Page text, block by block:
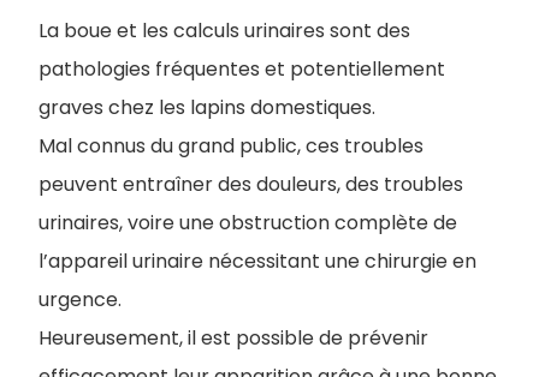
​La boue et les calculs urinaires sont des
pathologies fréquentes et potentiellement
graves chez les lapins domestiques.
Mal connus du grand public, ces troubles
peuvent entraîner des douleurs, des troubles
urinaires, voire une obstruction complète de
l’appareil urinaire nécessitant une chirurgie en
urgence.
Heureusement, il est possible de prévenir